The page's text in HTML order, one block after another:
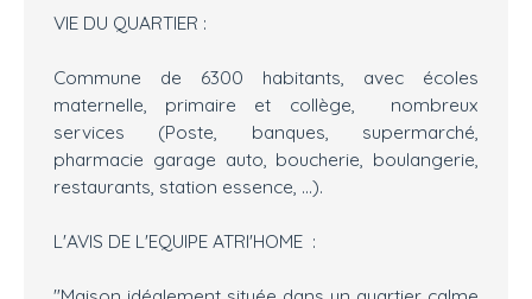
VIE DU QUARTIER :
Commune de 6300 habitants, avec écoles
maternelle, primaire et collège, nombreux
services (Poste, banques, supermarché,
pharmacie garage auto, boucherie, boulangerie,
restaurants, station essence, ...).
L'AVIS DE L'EQUIPE ATRI'HOME :